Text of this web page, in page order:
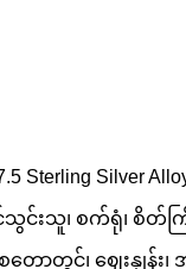
Sterling Silver
းသူ၊ စက်ရုံ၊ စိတ်က
၊ စတော့တွင်၊ ဈေးနှုန်